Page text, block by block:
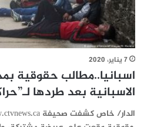
7 يناير، 2020
اسبانيا..مطالب حقوقية
الاسبانية بعد طردها